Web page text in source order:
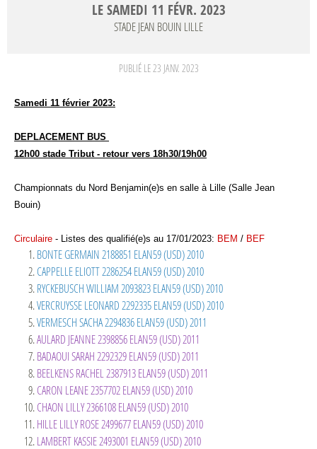
LESAMEDI 11 FÉVR. 2023
STADE JEAN BOUIN LILLE
PUBLIÉ LE23 JANV. 2023
Samedi 11 février 2023:
DEPLACEMENT BUS
12h00 stade Tribut - retour vers 18h30/19h00
Championnats du Nord Benjamin(e)s en salle à Lille (Salle Jean
Bouin)
Circulaire - Listes des qualifié(e)s au 17/01/2023: BEM / BEF
BONTE GERMAIN 2188851 ELAN59 (USD) 2010
CAPPELLE ELIOTT 2286254 ELAN59 (USD) 2010
RYCKEBUSCH WILLIAM 2093823 ELAN59 (USD) 2010
VERCRUYSSE LEONARD 2292335 ELAN59 (USD) 2010
VERMESCH SACHA 2294836 ELAN59 (USD) 2011
AULARD JEANNE 2398856 ELAN59 (USD) 2011
BADAOUI SARAH 2292329 ELAN59 (USD) 2011
BEELKENS RACHEL 2387913 ELAN59 (USD) 2011
CARON LEANE 2357702 ELAN59 (USD) 2010
CHAON LILLY 2366108 ELAN59 (USD) 2010
HILLE LILLY ROSE 2499677 ELAN59 (USD) 2010
LAMBERT KASSIE 2493001 ELAN59 (USD) 2010